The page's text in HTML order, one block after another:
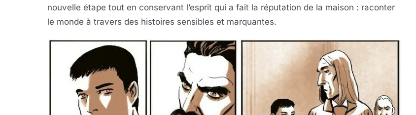
nouvelle étape tout en conservant l’esprit qui a fait la réputation de la maison : raconter
le monde à travers des histoires sensibles et marquantes.